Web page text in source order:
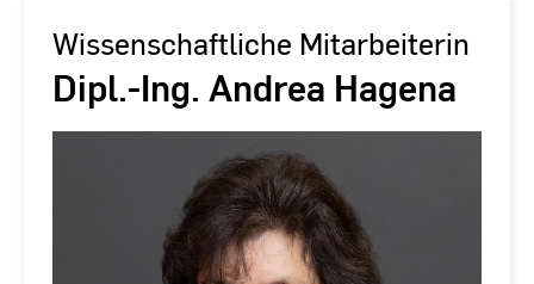
Wissenschaftliche Mitarbeiterin
Dipl.-Ing. Andrea Hagena